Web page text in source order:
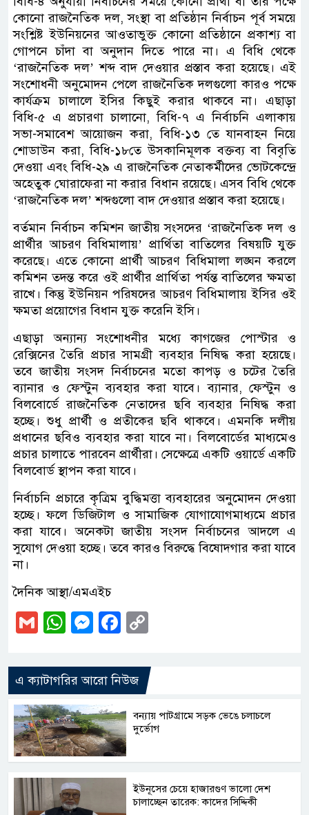
কোনো রাজনৈতিক দল, সংস্থা বা প্রতিষ্ঠান নির্বাচন পূর্ব সময়ে
সংশ্লিষ্ট ইউনিয়নের আওতাভুক্ত কোনো প্রতিষ্ঠানে প্রকাশ্য বা
গোপনে চাঁদা বা অনুদান দিতে পারে না। এ বিধি থেকে
‘রাজনৈতিক দল’ শব্দ বাদ দেওয়ার প্রস্তাব করা হয়েছে। এই
সংশোধনী অনুমোদন পেলে রাজনৈতিক দলগুলো কারও পক্ষে
কার্যক্রম চালালে ইসির কিছুই করার থাকবে না। এছাড়া
বিধি-৫ এ প্রচারণা চালানো, বিধি-৭ এ নির্বাচনি এলাকায়
সভা-সমাবেশ আয়োজন করা, বিধি-১৩ তে যানবাহন নিয়ে
শোডাউন করা, বিধি-১৮তে উসকানিমূলক বক্তব্য বা বিবৃতি
দেওয়া এবং বিধি-২৯ এ রাজনৈতিক নেতাকর্মীদের ভোটকেন্দ্রে
অহেতুক ঘোরাফেরা না করার বিধান রয়েছে। এসব বিধি থেকে
‘রাজনৈতিক দল’ শব্দগুলো বাদ দেওয়ার প্রস্তাব করা হয়েছে।
বর্তমান নির্বাচন কমিশন জাতীয় সংসদের ‘রাজনৈতিক দল ও
প্রার্থীর আচরণ বিধিমালায়’ প্রার্থিতা বাতিলের বিষয়টি যুক্ত
করেছে। এতে কোনো প্রার্থী আচরণ বিধিমালা লঙ্ঘন করলে
কমিশন তদন্ত করে ওই প্রার্থীর প্রার্থিতা পর্যন্ত বাতিলের ক্ষমতা
রাখে। কিন্তু ইউনিয়ন পরিষদের আচরণ বিধিমালায় ইসির ওই
ক্ষমতা প্রয়োগের বিধান যুক্ত করেনি ইসি।
এছাড়া অন্যান্য সংশোধনীর মধ্যে কাগজের পোস্টার ও
রেক্সিনের তৈরি প্রচার সামগ্রী ব্যবহার নিষিদ্ধ করা হয়েছে।
তবে জাতীয় সংসদ নির্বাচনের মতো কাপড় ও চটের তৈরি
ব্যানার ও ফেস্টুন ব্যবহার করা যাবে। ব্যানার, ফেস্টুন ও
বিলবোর্ডে রাজনৈতিক নেতাদের ছবি ব্যবহার নিষিদ্ধ করা
হচ্ছে। শুধু প্রার্থী ও প্রতীকের ছবি থাকবে। এমনকি দলীয়
প্রধানের ছবিও ব্যবহার করা যাবে না। বিলবোর্ডের মাধ্যমেও
প্রচার চালাতে পারবেন প্রার্থীরা। সেক্ষেত্রে একটি ওয়ার্ডে একটি
বিলবোর্ড স্থাপন করা যাবে।
নির্বাচনি প্রচারে কৃত্রিম বুদ্ধিমত্তা ব্যবহারের অনুমোদন দেওয়া
হচ্ছে। ফলে ডিজিটাল ও সামাজিক যোগাযোগমাধ্যমে প্রচার
করা যাবে। অনেকটা জাতীয় সংসদ নির্বাচনের আদলে এ
সুযোগ দেওয়া হচ্ছে। তবে কারও বিরুদ্ধে বিষোদগার করা যাবে
না।
দৈনিক আস্থা/এমএইচ
GmailWhatsApp
Messenger
Facebook
এ ক্যাটাগরির আরো নিউজ
বন্যায় পাটগ্রামে সড়ক ভেঙে চলাচলে
দুর্ভোগ
ইউনূসের চেয়ে হাজারগুণ ভালো দেশ
চালাচ্ছেন তারেক: কাদের সিদ্দিকী